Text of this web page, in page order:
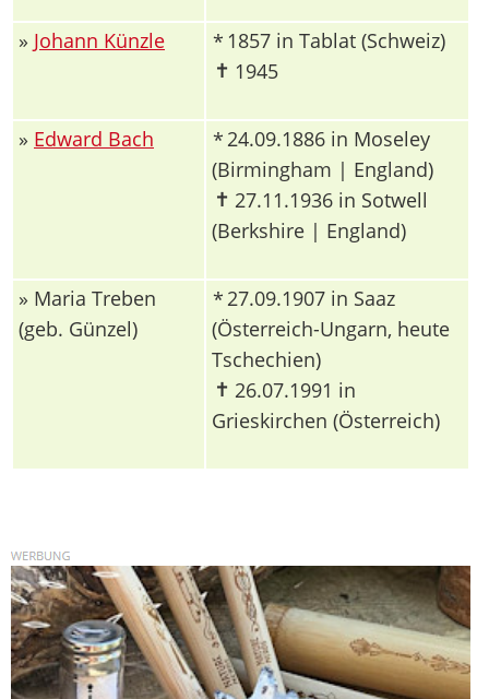
» Johann Künzle * 1857 in Tablat (Schweiz)
✝ 1945
» Edward Bach *24.09.1886 in Moseley
(Birmingham | England)
✝ 27.11.1936 in Sotwell
(Berkshire | England)
» Maria Treben
(geb. Günzel)
*27.09.1907 in Saaz
(Österreich-Ungarn, heute
Tschechien)
✝ 26.07.1991 in
Grieskirchen (Österreich)